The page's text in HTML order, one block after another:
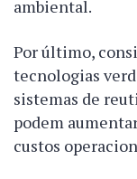
ambiental.
Por último,
tecnologias
sistemas de
podem
custos